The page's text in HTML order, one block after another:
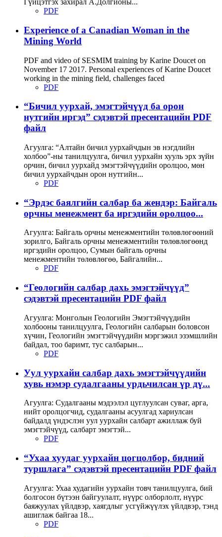
Гүйцэтгэх захирал А.Долгионы...
PDF
Experience of a Canadian Woman in the
Mining World
PDF and video of SESMIM training by Karine Doucet on
November 17 2017. Personal experiences of Karine Doucet
working in the mining field, challenges faced
PDF
“Бичил уурхай, эмэгтэйчүүд ба орон
нутгийн иргэд” сэдэвтэй пресентацийн PDF
файл
Агуулга: “Алтайн бичил уурхайчдын эв нэгдлийн
холбоо”-ны танилцуулга, бичил уурхайн хууль эрх зүйн
орчин, бичил уурхайд эмэгтэйчүүдийн оролцоо, мөн
бичил уурхайчдын орон нутгийн...
PDF
“Эрдэс баялгийн салбар ба жендэр: Байгаль
орчны менежмент ба иргэдийн оролцоо...
Агуулга: Байгаль орчны менежментийн төлөвлөгөөний
зорилго, Байгаль орчны менежментийн төлөвлөгөөнд
иргэдийн оролцоо, Сумын байгаль орчны
менежментийн төлөвлөгөө, Байгалийн...
PDF
“Геологийн салбар дахь эмэгтэйчүүд”
сэдэвтэй пресентацийн PDF файл
Агуулга: Монголын Геологийн Эмэгтэйчүүдийн
холбооны танилцуулга, Геологийн салбарын боловсон
хүчин, Геологийн эмэгтэйчүүдийн мэргэжил эзэмшлийн
байдал, тоо баримт, тус салбарын...
PDF
Уул уурхайн салбар дахь эмэгтэйчүүдийн
хувь нэмэр судалгааны урдьчилсан үр дү...
Агуулга: Судалгааны мэдээлэл цуглуулсан суваг, арга,
нийт оролцогчид, судалгааны асуулгад хариулсан
байдалд үндэслэн уул уурхайн салбарт ажиллаж буй
эмэгтэйчүүд, салбарт эмэгтэй...
PDF
“Ухаа хуудаг уурхайн цогцолбор, бидний
туршлага” сэдэвтэй пресентацийн PDF файл
Агуулга: Ухаа худагийн уурхайн товч танилцуулга, бий
болгосон бүтээн байгуулалт, нүүрс олборлолт, нүүрс
баяжуулах үйлдвэр, хаягдлыг усгүйжүүлэх үйлдвэр, тэнд
ашиглаж байгаа 18...
PDF